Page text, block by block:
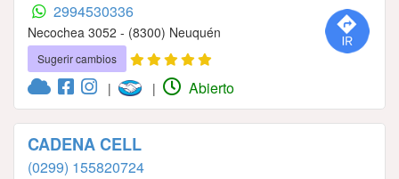
2994530336
Necochea 3052 - (8300) Neuquén
Sugerir cambios
| | Abierto
CADENA CELL
(0299) 155820724